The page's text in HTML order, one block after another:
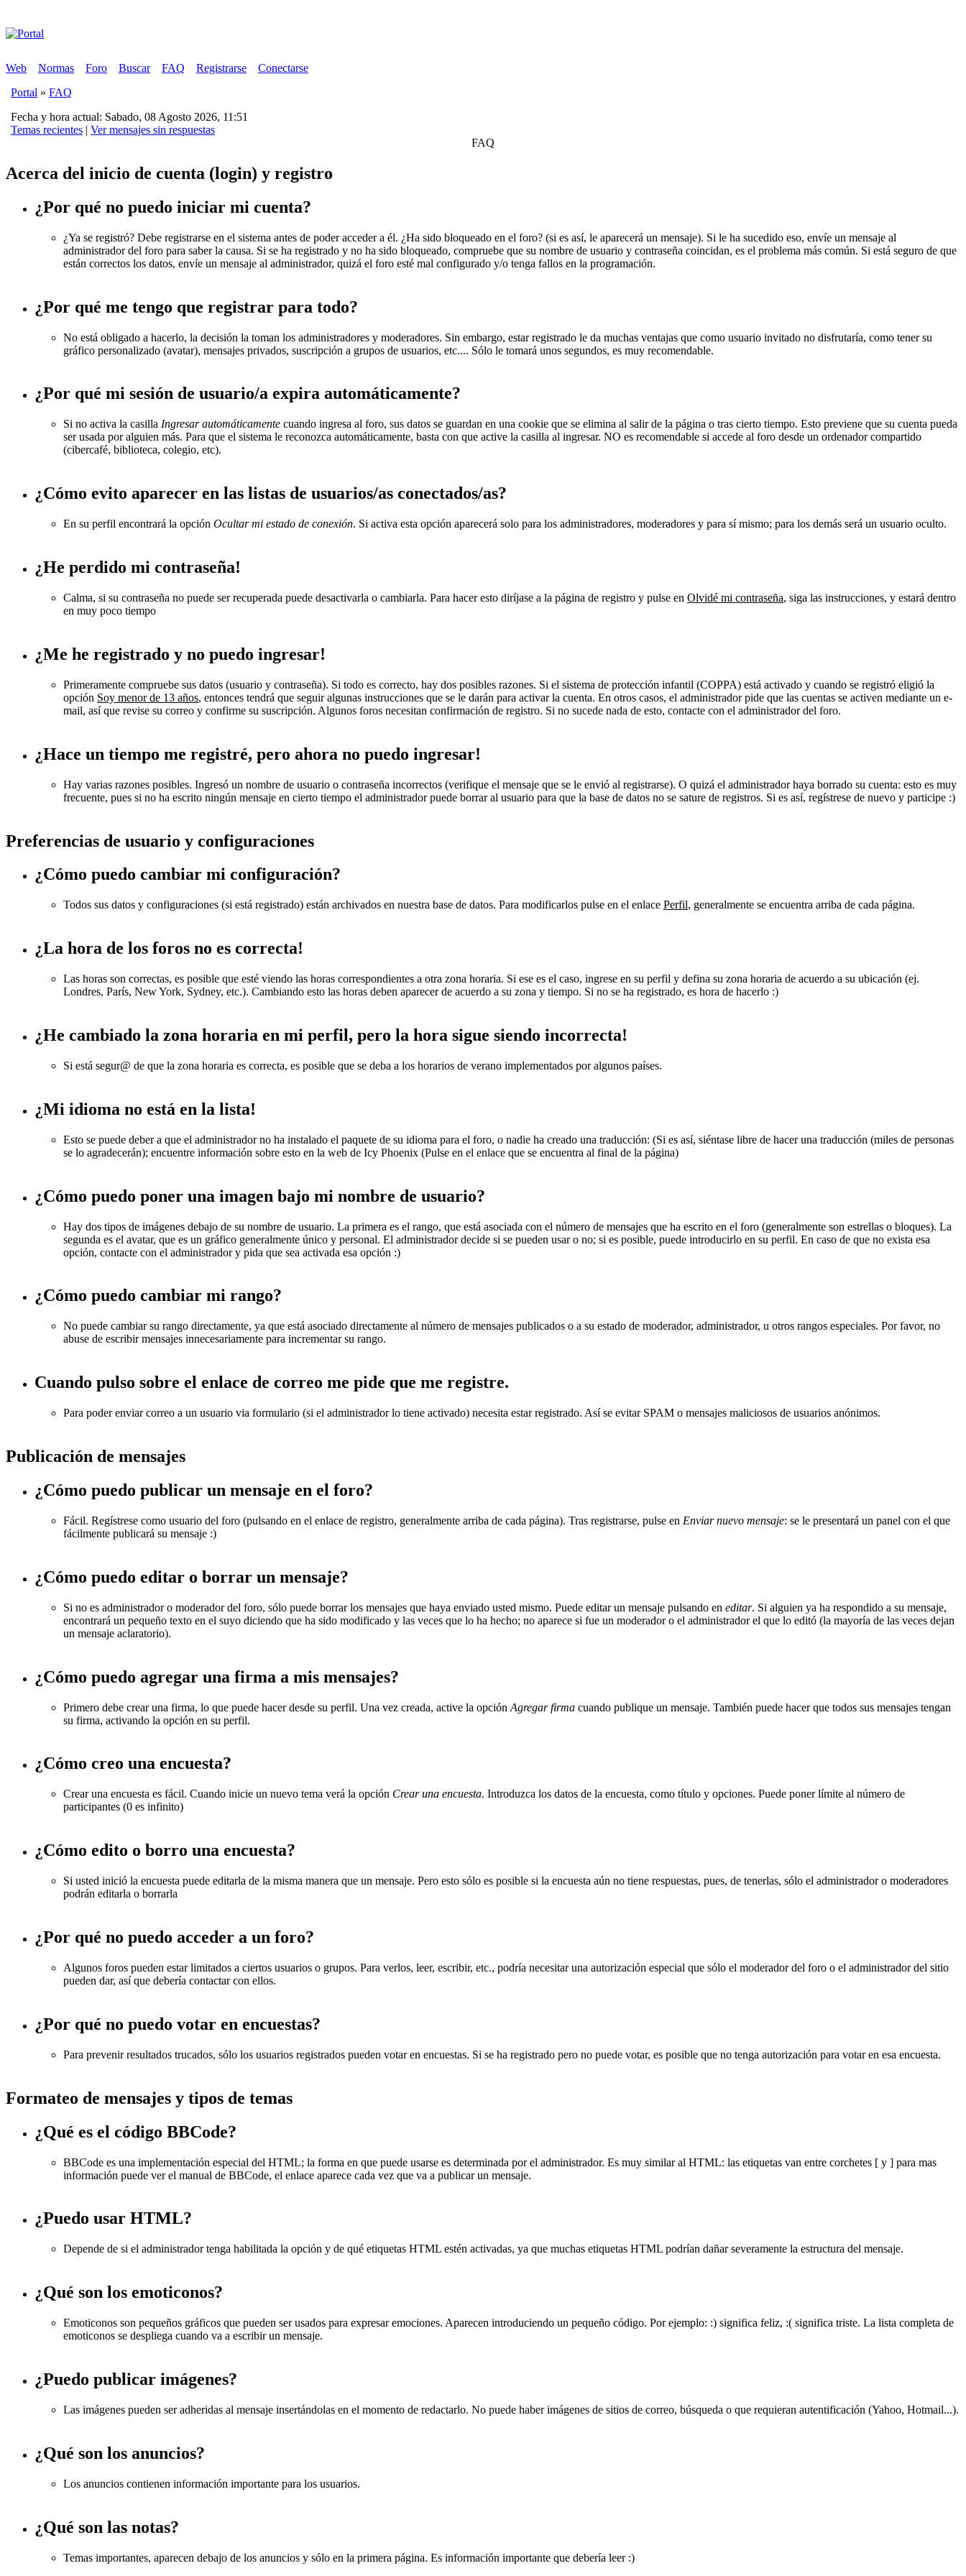
Web Normas Foro Buscar FAQ Registrarse
Conectarse
Portal » FAQ
Fecha y hora actual: Sabado, 08 Agosto 2026, 11:51
Temas recientes | Ver mensajes sin respuestas
FAQ
Acerca del inicio de cuenta (login) y registro
¿Por qué no puedo iniciar mi cuenta?
¿Ya se registró? Debe registrarse en el sistema antes de poder acceder a él. ¿Ha sido bloqueado en el foro? (si es así, le aparecerá un mensaje). Si le ha sucedido eso, envíe un mensaje al
administrador del foro para saber la causa. Si se ha registrado y no ha sido bloqueado, compruebe que su nombre de usuario y contraseña coincidan, es el problema más común. Si está seguro de que
están correctos los datos, envíe un mensaje al administrador, quizá el foro esté mal configurado y/o tenga fallos en la programación.
¿Por qué me tengo que registrar para todo?
No está obligado a hacerlo, la decisión la toman los administradores y moderadores. Sin embargo, estar registrado le da muchas ventajas que como usuario invitado no disfrutaría, como tener su
gráfico personalizado (avatar), mensajes privados, suscripción a grupos de usuarios, etc.... Sólo le tomará unos segundos, es muy recomendable.
¿Por qué mi sesión de usuario/a expira automáticamente?
Si no activa la casilla Ingresar automáticamente cuando ingresa al foro, sus datos se guardan en una cookie que se elimina al salir de la página o tras cierto tiempo. Esto previene que su cuenta pueda
ser usada por alguien más. Para que el sistema le reconozca automáticamente, basta con que active la casilla al ingresar. NO es recomendable si accede al foro desde un ordenador compartido
(cibercafé, biblioteca, colegio, etc).
¿Cómo evito aparecer en las listas de usuarios/as conectados/as?
En su perfil encontrará la opción Ocultar mi estado de conexión. Si activa esta opción aparecerá solo para los administradores, moderadores y para sí mismo; para los demás será un usuario oculto.
¿He perdido mi contraseña!
Calma, si su contraseña no puede ser recuperada puede desactivarla o cambiarla. Para hacer esto diríjase a la página de registro y pulse en Olvidé mi contraseña, siga las instrucciones, y estará dentro
en muy poco tiempo
¿Me he registrado y no puedo ingresar!
Primeramente compruebe sus datos (usuario y contraseña). Si todo es correcto, hay dos posibles razones. Si el sistema de protección infantil (COPPA) está activado y cuando se registró eligió la
opción Soy menor de 13 años, entonces tendrá que seguir algunas instrucciones que se le darán para activar la cuenta. En otros casos, el administrador pide que las cuentas se activen mediante un e-
mail, así que revise su correo y confirme su suscripción. Algunos foros necesitan confirmación de registro. Si no sucede nada de esto, contacte con el administrador del foro.
¿Hace un tiempo me registré, pero ahora no puedo ingresar!
Hay varias razones posibles. Ingresó un nombre de usuario o contraseña incorrectos (verifique el mensaje que se le envió al registrarse). O quizá el administrador haya borrado su cuenta: esto es muy
frecuente, pues si no ha escrito ningún mensaje en cierto tiempo el administrador puede borrar al usuario para que la base de datos no se sature de registros. Si es así, regístrese de nuevo y participe :)
Preferencias de usuario y configuraciones
¿Cómo puedo cambiar mi configuración?
Todos sus datos y configuraciones (si está registrado) están archivados en nuestra base de datos. Para modificarlos pulse en el enlace Perfil, generalmente se encuentra arriba de cada página.
¿La hora de los foros no es correcta!
Las horas son correctas, es posible que esté viendo las horas correspondientes a otra zona horaria. Si ese es el caso, ingrese en su perfil y defina su zona horaria de acuerdo a su ubicación (ej.
Londres, París, New York, Sydney, etc.). Cambiando esto las horas deben aparecer de acuerdo a su zona y tiempo. Si no se ha registrado, es hora de hacerlo :)
¿He cambiado la zona horaria en mi perfil, pero la hora sigue siendo incorrecta!
Si está segur@ de que la zona horaria es correcta, es posible que se deba a los horarios de verano implementados por algunos países.
¿Mi idioma no está en la lista!
Esto se puede deber a que el administrador no ha instalado el paquete de su idioma para el foro, o nadie ha creado una traducción: (Si es así, siéntase libre de hacer una traducción (miles de personas
se lo agradecerán); encuentre información sobre esto en la web de Icy Phoenix (Pulse en el enlace que se encuentra al final de la página)
¿Cómo puedo poner una imagen bajo mi nombre de usuario?
Hay dos tipos de imágenes debajo de su nombre de usuario. La primera es el rango, que está asociada con el número de mensajes que ha escrito en el foro (generalmente son estrellas o bloques). La
segunda es el avatar, que es un gráfico generalmente único y personal. El administrador decide si se pueden usar o no; si es posible, puede introducirlo en su perfil. En caso de que no exista esa
opción, contacte con el administrador y pida que sea activada esa opción :)
¿Cómo puedo cambiar mi rango?
No puede cambiar su rango directamente, ya que está asociado directamente al número de mensajes publicados o a su estado de moderador, administrador, u otros rangos especiales. Por favor, no
abuse de escribir mensajes innecesariamente para incrementar su rango.
Cuando pulso sobre el enlace de correo me pide que me registre.
Para poder enviar correo a un usuario via formulario (si el administrador lo tiene activado) necesita estar registrado. Así se evitar SPAM o mensajes maliciosos de usuarios anónimos.
Publicación de mensajes
¿Cómo puedo publicar un mensaje en el foro?
Fácil. Regístrese como usuario del foro (pulsando en el enlace de registro, generalmente arriba de cada página). Tras registrarse, pulse en Enviar nuevo mensaje: se le presentará un panel con el que
fácilmente publicará su mensaje :)
¿Cómo puedo editar o borrar un mensaje?
Si no es administrador o moderador del foro, sólo puede borrar los mensajes que haya enviado usted mismo. Puede editar un mensaje pulsando en editar. Si alguien ya ha respondido a su mensaje,
encontrará un pequeño texto en el suyo diciendo que ha sido modificado y las veces que lo ha hecho; no aparece si fue un moderador o el administrador el que lo editó (la mayoría de las veces dejan
un mensaje aclaratorio).
¿Cómo puedo agregar una firma a mis mensajes?
Primero debe crear una firma, lo que puede hacer desde su perfil. Una vez creada, active la opción Agregar firma cuando publique un mensaje. También puede hacer que todos sus mensajes tengan
su firma, activando la opción en su perfil.
¿Cómo creo una encuesta?
Crear una encuesta es fácil. Cuando inicie un nuevo tema verá la opción Crear una encuesta. Introduzca los datos de la encuesta, como título y opciones. Puede poner límite al número de
participantes (0 es infinito)
¿Cómo edito o borro una encuesta?
Si usted inició la encuesta puede editarla de la misma manera que un mensaje. Pero esto sólo es posible si la encuesta aún no tiene respuestas, pues, de tenerlas, sólo el administrador o moderadores
podrán editarla o borrarla
¿Por qué no puedo acceder a un foro?
Algunos foros pueden estar limitados a ciertos usuarios o grupos. Para verlos, leer, escribir, etc., podría necesitar una autorización especial que sólo el moderador del foro o el administrador del sitio
pueden dar, así que debería contactar con ellos.
¿Por qué no puedo votar en encuestas?
Para prevenir resultados trucados, sólo los usuarios registrados pueden votar en encuestas. Si se ha registrado pero no puede votar, es posible que no tenga autorización para votar en esa encuesta.
Formateo de mensajes y tipos de temas
¿Qué es el código BBCode?
BBCode es una implementación especial del HTML; la forma en que puede usarse es determinada por el administrador. Es muy similar al HTML: las etiquetas van entre corchetes [ y ] para mas
información puede ver el manual de BBCode, el enlace aparece cada vez que va a publicar un mensaje.
¿Puedo usar HTML?
Depende de si el administrador tenga habilitada la opción y de qué etiquetas HTML estén activadas, ya que muchas etiquetas HTML podrían dañar severamente la estructura del mensaje.
¿Qué son los emoticonos?
Emoticonos son pequeños gráficos que pueden ser usados para expresar emociones. Aparecen introduciendo un pequeño código. Por ejemplo: :) significa feliz, :( significa triste. La lista completa de
emoticonos se despliega cuando va a escribir un mensaje.
¿Puedo publicar imágenes?
Las imágenes pueden ser adheridas al mensaje insertándolas en el momento de redactarlo. No puede haber imágenes de sitios de correo, búsqueda o que requieran autentificación (Yahoo, Hotmail...).
¿Qué son los anuncios?
Los anuncios contienen información importante para los usuarios.
¿Qué son las notas?
Temas importantes, aparecen debajo de los anuncios y sólo en la primera página. Es información importante que debería leer :)